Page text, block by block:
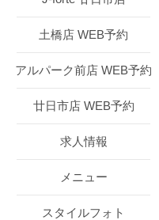
土橋店 WEB予約
アルパーク前店 WEB予約
廿日市店 WEB予約
求人情報
メニュー
スタイルフォト